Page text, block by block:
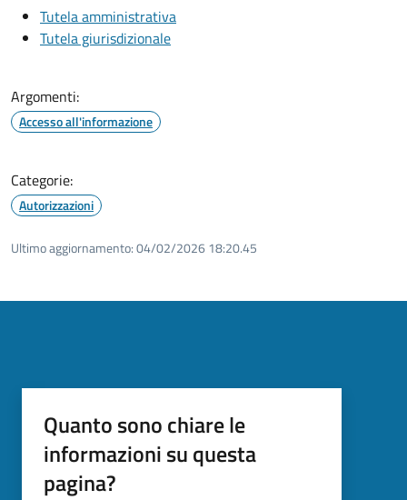
Tutela amministrativa
Tutela giurisdizionale
Argomenti:
Accesso all'informazione
Categorie:
Autorizzazioni
Ultimo aggiornamento:04/02/2026 18:20.45
Quanto sono chiare le
informazioni su questa
pagina?